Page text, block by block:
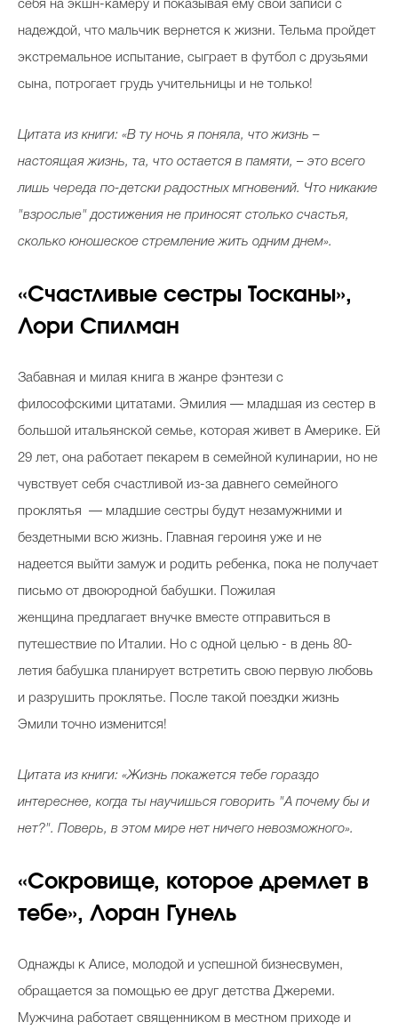
себя на экшн-камеру и показывая ему свои записи с
надеждой, что мальчик вернется к жизни. Тельма пройдет
экстремальное испытание, сыграет в футбол с друзьями
сына, потрогает грудь учительницы и не только!
Цитата из книги: «В ту ночь я поняла, что жизнь –
настоящая жизнь, та, что остается в памяти, – это всего
лишь череда по-детски радостных мгновений. Что никакие
"взрослые" достижения не приносят столько счастья,
сколько юношеское стремление жить одним днем».
«Счастливые сестры Тосканы»,
Лори Спилман
Забавная и милая книга в жанре фэнтези с
философскими цитатами. Эмилия — младшая из сестер в
большой итальянской семье, которая живет в Америке. Ей
29 лет, она работает пекарем в семейной кулинарии, но не
чувствует себя счастливой из-за давнего семейного
проклятья — младшие сестры будут незамужними и
бездетными всю жизнь. Главная героиня уже и не
надеется выйти замуж и родить ребенка, пока не получает
письмо от двоюродной бабушки. Пожилая
женщина предлагает внучке вместе отправиться в
путешествие по Италии. Но с одной целью - в день 80-
летия бабушка планирует встретить свою первую любовь
и разрушить проклятье. После такой поездки жизнь
Эмили точно изменится!
Цитата из книги: «Жизнь покажется тебе гораздо
интереснее, когда ты научишься говорить "А почему бы и
нет?". Поверь, в этом мире нет ничего невозможного».
«Сокровище, которое дремлет в
тебе», Лоран Гунель
Однажды к Алисе, молодой и успешной бизнесвумен,
обращается за помощью ее друг детства Джереми.
Мужчина работает священником в местном приходе и